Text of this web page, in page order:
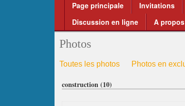
Page principale Invitations
Discussion en ligne
A
Photos
Toutes les photos Photos en
construction (10)